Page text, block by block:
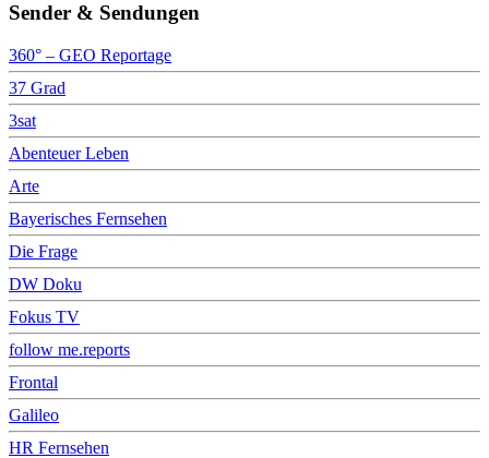
Sender & Sendungen
360° – GEO Reportage
37 Grad
3sat
Abenteuer Leben
Arte
Bayerisches Fernsehen
Die Frage
DW Doku
Fokus TV
follow me.reports
Frontal
Galileo
HR Fernsehen